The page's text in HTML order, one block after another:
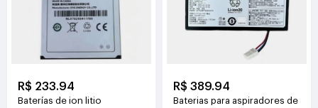
R$ 233.94
Baterías de ion litio
R$ 389.94
Baterias para aspiradores de